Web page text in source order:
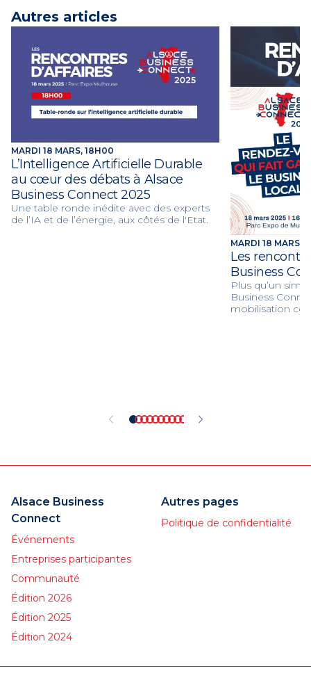
Autres articles
MARDI 18 MARS, 18H00
L’Intelligence Artificielle Durable
au cœur des débats à Alsace
Business Connect 2025
Une table ronde inédite avec des experts
de l’IA et de l’énergie, aux côtés de l'Etat.
MARDI 18 MARS
Les
Business
Plus qu’un
Business
mobilisation
Alsace Business
Connect
Événements
Entreprises participantes
Communauté
Édition 2026
Édition 2025
Édition 2024
Autres pages
Politique de confidentialité